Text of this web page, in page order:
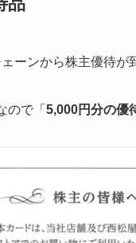
ーンから株主優待が
ので「 5,000円分の優